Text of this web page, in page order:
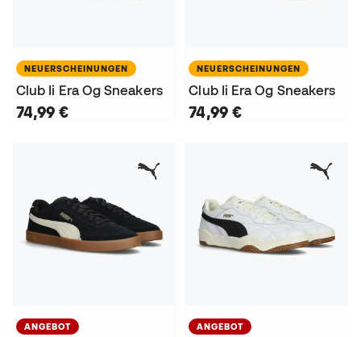
NEUERSCHEINUNGEN
Club Ii Era Og Sneakers
74,99 €
NEUERSCHEINUNGEN
Club Ii Era Og Sneakers
74,99 €
ANGEBOT ANGEBOT